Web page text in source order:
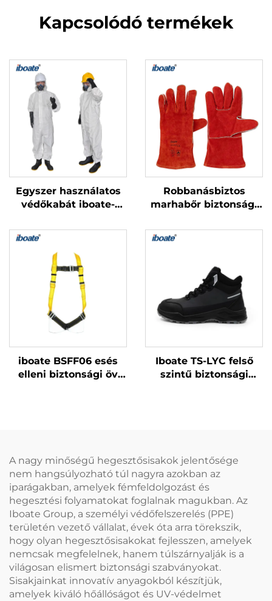
Kapcsolódó termékek
Egyszer használatos
védőkabát iboate-
Robbanásbiztos
marhabőr biztonsági
kényelmes pamut
belső réteggel
iboate BSFF06 esés
elleni biztonsági öv
Iboate TS-LYC felső
szintű biztonsági
A nagy minőségű hegesztősisakok jelentősége
nem hangsúlyozható túl nagyra azokban az
iparágakban, amelyek fémfeldolgozást és
hegesztési folyamatokat foglalnak magukban. Az
Iboate Group, a személyi védőfelszerelés (PPE)
területén vezető vállalat, évek óta arra törekszik,
hogy olyan hegesztősisakokat fejlesszen, amelyek
nemcsak megfelelnek, hanem túlszárnyalják is a
világosan elismert biztonsági szabványokat.
Sisakjainkat innovatív anyagokból készítjük,
amelyek kiváló hőállóságot és UV-védelmet